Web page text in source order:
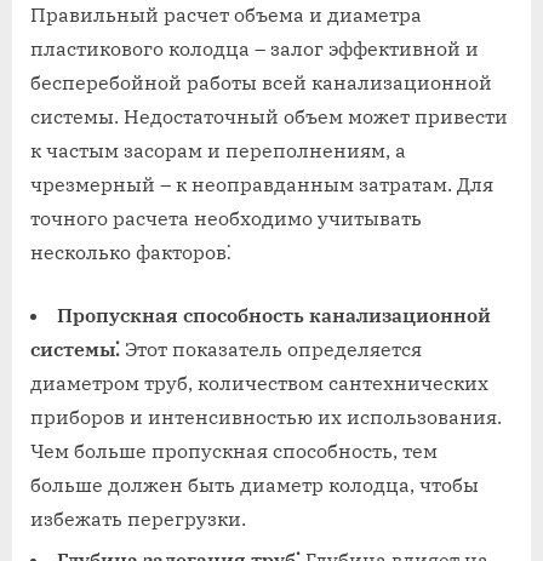
Правильный расчет объема и диаметра
пластикового колодца – залог эффективной и
бесперебойной работы всей канализационной
системы. Недостаточный объем может привести
к частым засорам и переполнениям, а
чрезмерный – к неоправданным затратам. Для
точного расчета необходимо учитывать
несколько факторов⁚
Пропускная способность канализационной
системы⁚ Этот показатель определяется
диаметром труб, количеством сантехнических
приборов и интенсивностью их использования.
Чем больше пропускная способность, тем
больше должен быть диаметр колодца, чтобы
избежать перегрузки.